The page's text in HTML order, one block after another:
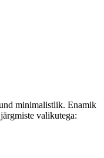
minimalistlik. Enamik
valikutega: